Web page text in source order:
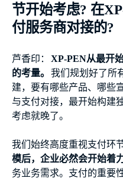
节开始考虑? 在
付服务商对接的?
芦香印：
XP-PEN从最开
的考量。
我们规划好了所
建，要有哪些产品、哪些
与支付对接，最开始构建
考虑就晚了。
我们始终高度重视支付环
模后，企业必然会开始着
务业务需求。支付的重要